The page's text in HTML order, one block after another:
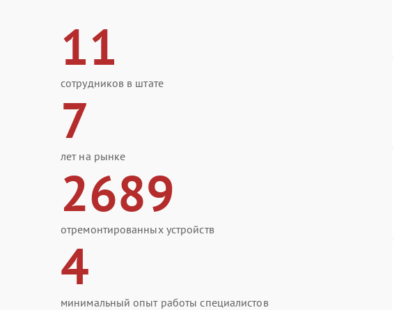
11
сотрудников в штате
7
лет на рынке
2689
отремонтированных устройств
4
минимальный опыт работы специалистов